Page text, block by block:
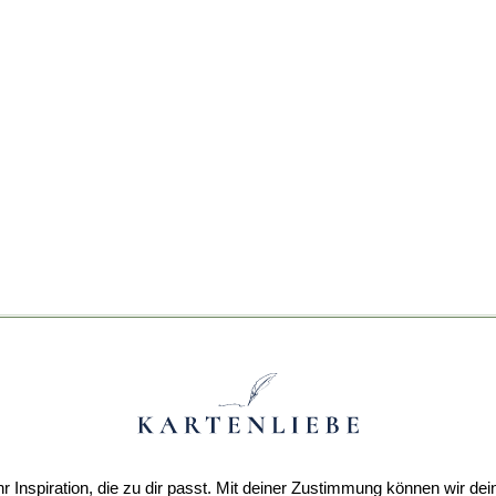
Inspiration, die zu dir passt. Mit deiner Zustimmung können wir